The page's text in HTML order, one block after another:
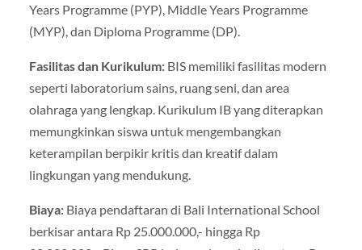
Years Programme (PYP), Middle Years Programme
(MYP), dan Diploma Programme (DP).
Fasilitas dan Kurikulum:BIS memiliki fasilitas modern
seperti laboratorium sains, ruang seni, dan area
olahraga yang lengkap. Kurikulum IB yang diterapkan
memungkinkan siswa untuk mengembangkan
keterampilan berpikir kritis dan kreatif dalam
lingkungan yang mendukung.
Biaya:Biaya pendaftaran di Bali International School
berkisar antara Rp 25.000.000,- hingga Rp